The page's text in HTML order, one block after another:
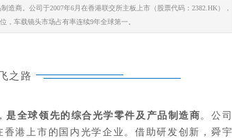
商。公司于2007年6月在香港联交所主板上市（股票代码：2382.HK），
，车载镜头市场占有率连续9年全球第一。
之路
是全球领先的综合光学零件及产品制造商。公司
港上市的国内光学企业。借助研发创新，舜宇